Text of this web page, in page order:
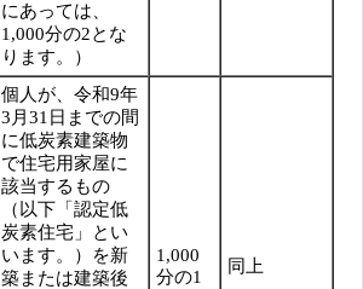
にあっては、
1,000分の2とな
ります。）
個人が、令和9年
3月31日までの間
に低炭素建築物
で住宅用家屋に
該当するもの
（以下「認定低
炭素住宅」とい
います。）を新
築または建築後
1,000
分の1
同上